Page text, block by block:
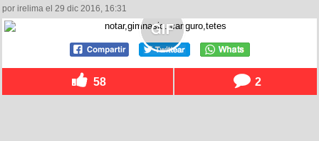
por irelima el 29 dic 2016, 16:31
58 2